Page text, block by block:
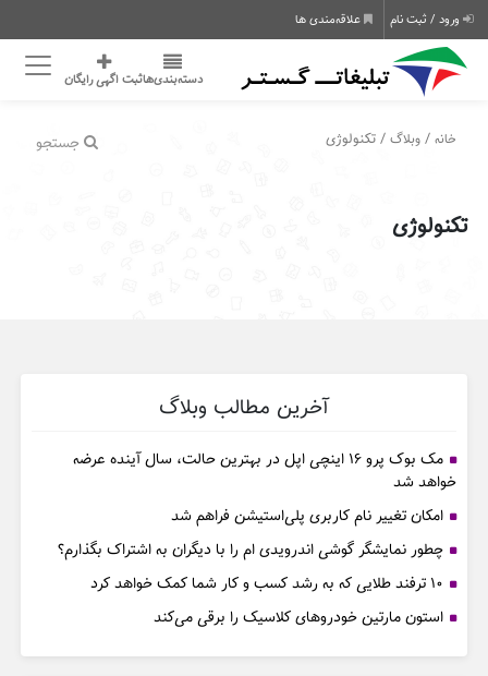
ورود / ثبت نام علاقه‌مندی ها
دسته‌بندی‌هاثبت اگهی رایگان
جستجو خانه /وبلاگ / تکنولوژی
تکنولوژی
آخرین مطالب وبلاگ
مک بوک پرو ۱۶ اینچی اپل در بهترین حالت، سال آینده عرضه
خواهد شد
امکان تغییر نام کاربری پلی‌استیشن فراهم شد
چطور نمایشگر گوشی اندرویدی ام را با دیگران به اشتراک بگذارم؟
۱۰ ترفند طلایی که به رشد کسب و کار شما کمک خواهد کرد
استون مارتین خودروهای کلاسیک را برقی می‌کند